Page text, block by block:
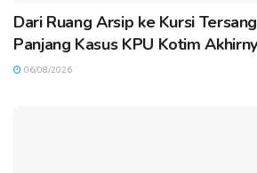
Dari Ruang Arsip ke Kursi
Panjang Kasus KPU Kotim
06/08/2026